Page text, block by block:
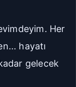
Her
hayatı
gelecek